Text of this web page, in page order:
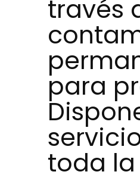
través
para
toda